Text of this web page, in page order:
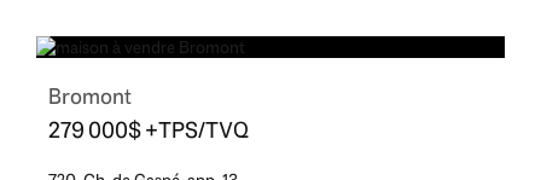
Bromont
279 000$ +TPS/TVQ